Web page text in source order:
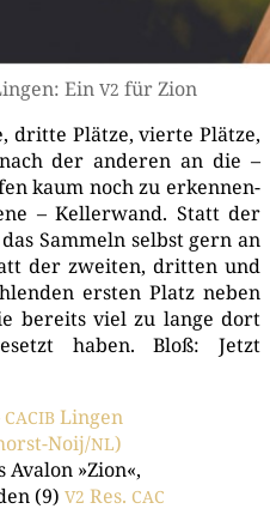
Ein V2 für Zion
drit­te Plät­ze, vier­te Plät­ze,
der ande­ren an die –
kaum noch zu erken­nen­
– Kel­ler­wand. Statt der
Sam­meln selbst gern an
der zwei­ten, drit­ten und
ers­ten Platz neben
bereits viel zu lan­ge dort
haben. Bloß: Jetzt
CACIBLingen
Noi­j/NL)
»Zion«,
(9) V2 Res. CAC